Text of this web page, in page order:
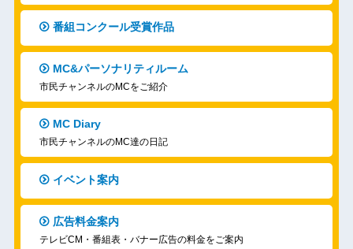
番組コンクール受賞作品
MC&パーソナリティルーム
市民チャンネルのMCをご紹介
MC Diary
市民チャンネルのMC達の日記
イベント案内
広告料金案内
テレビCM・番組表・バナー広告の料金をご案内